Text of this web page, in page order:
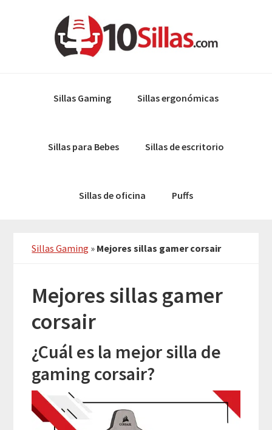
Sillas Gaming Sillas ergonómicas
Sillas para Bebes Sillas de escritorio
Sillas de oficina Puffs
Sillas Gaming » Mejores sillas gamer corsair
Mejores sillas gamer
corsair
¿Cuál es la mejor silla de
gaming corsair?